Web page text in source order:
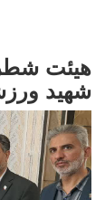
هیئت
شهید